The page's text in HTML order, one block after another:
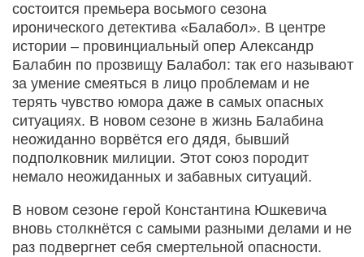
состоится премьера восьмого сезона
иронического детектива «Балабол». В центре
истории – провинциальный опер Александр
Балабин по прозвищу Балабол: так его называют
за умение смеяться в лицо проблемам и не
терять чувство юмора даже в самых опасных
ситуациях. В новом сезоне в жизнь Балабина
неожиданно ворвётся его дядя, бывший
подполковник милиции. Этот союз породит
немало неожиданных и забавных ситуаций.
В новом сезоне герой Константина Юшкевича
вновь столкнётся с самыми разными делами и не
раз подвергнет себя смертельной опасности.